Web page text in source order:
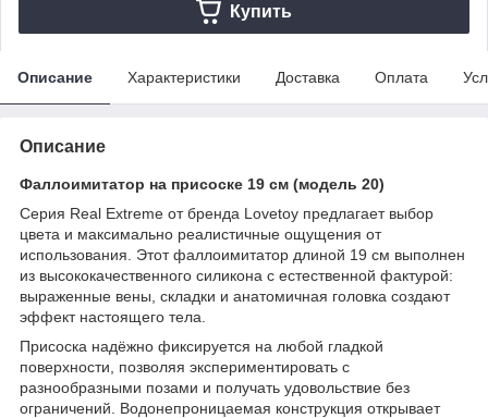
Купить
Описание Характеристики Доставка Оплата
Описание
Фаллоимитатор на присоске 19 см (модель 20)
Серия Real Extreme от бренда Lovetoy предлагает выбор
цвета и максимально реалистичные ощущения от
использования. Этот фаллоимитатор длиной 19 см выполнен
из высококачественного силикона с естественной фактурой:
выраженные вены, складки и анатомичная головка создают
эффект настоящего тела.
Присоска надёжно фиксируется на любой гладкой
поверхности, позволяя экспериментировать с
разнообразными позами и получать удовольствие без
ограничений. Водонепроницаемая конструкция открывает